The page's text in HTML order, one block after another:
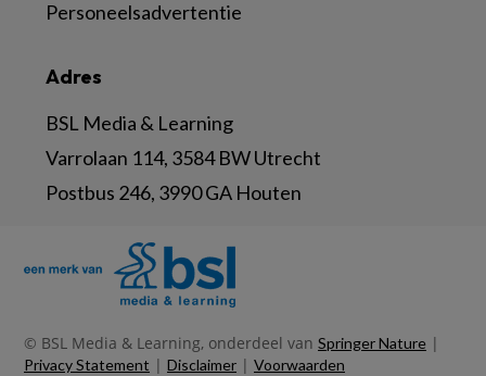
Adres
BSL Media & Learning
Varrolaan 114, 3584 BW Utrecht
Postbus 246, 3990 GA Houten
Personeelsadvertentie
© BSL Media & Learning, onderdeel van Springer Nature |
Privacy Statement | Disclaimer | Voorwaarden